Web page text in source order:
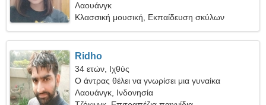
Λαουάνγκ
Κλασσική μουσική, Εκπαίδευση σκύλων
Ridho
34 ετών, Ιχθύς
Ο άντρας θέλει να γνωρίσει μια γυναίκα
Λαουάνγκ, Ινδονησία